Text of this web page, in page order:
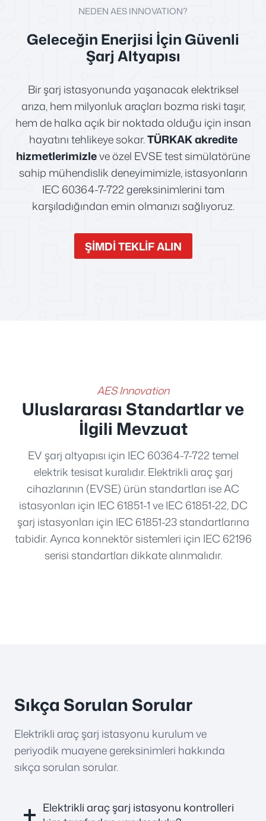
NEDEN AES INNOVATION?
Geleceğin Enerjisi İçin Güvenli
Şarj Altyapısı
Bir şarj istasyonunda yaşanacak elektriksel
arıza, hem milyonluk araçları bozma riski taşır,
hem de halka açık bir noktada olduğu için insan
hayatını tehlikeye sokar.TÜRKAK akredite
hizmetlerimizleve özel EVSE test simülatörüne
sahip mühendislik deneyimimizle, istasyonların
IEC 60364-7-722 gereksinimlerini tam
karşıladığından emin olmanızı sağlıyoruz.
ŞİMDİ TEKLİF ALIN
AES Innovation
Uluslararası Standartlar ve
İlgili Mevzuat
EV şarj altyapısı için IEC 60364-7-722 temel
elektrik tesisat kuralıdır. Elektrikli araç şarj
cihazlarının (EVSE) ürün standartları ise AC
istasyonları için IEC 61851-1 ve IEC 61851-22, DC
şarj istasyonları için IEC 61851-23 standartlarına
tabidir. Ayrıca konnektör sistemleri için IEC 62196
serisi standartları dikkate alınmalıdır.
Sıkça Sorulan Sorular
Elektrikli araç şarj istasyonu kurulum ve
periyodik muayene gereksinimleri hakkında
sıkça sorulan sorular.
Elektrikli araç şarj istasyonu kontrolleri